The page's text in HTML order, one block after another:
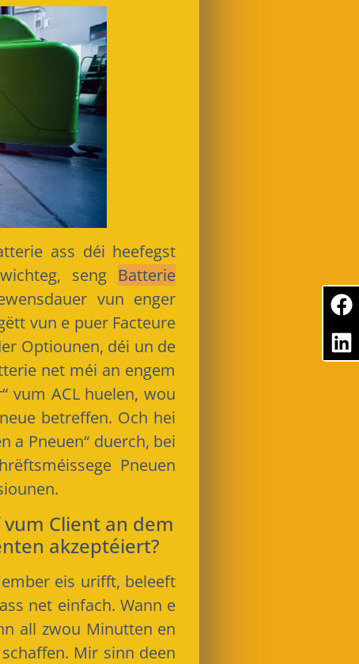
ass déi heefegst
seng Batterie
vun enger
vun e puer Facteure
Optiounen, déi un de
net méi an engem
vum ACL huelen, wou
betreffen. Och hei
a Pneuen“ duerch, bei
Pneuen
Client an dem
akzeptéiert?
eis urifft, beleeft
net einfach. Wann e
all zwou Minutten en
Mir sinn deen